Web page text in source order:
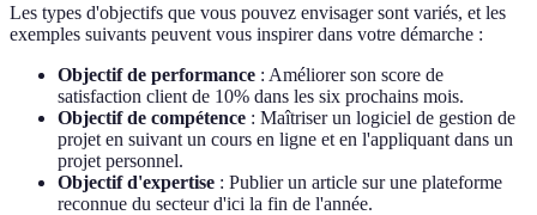
Les types d'objectifs que vous pouvez envisager sont variés, et les
exemples suivants peuvent vous inspirer dans votre démarche :
Objectif de performance : Améliorer son score de
satisfaction client de 10% dans les six prochains mois.
Objectif de compétence : Maîtriser un logiciel de gestion de
projet en suivant un cours en ligne et en l'appliquant dans un
projet personnel.
Objectif d'expertise : Publier un article sur une plateforme
reconnue du secteur d'ici la fin de l'année.